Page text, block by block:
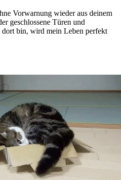
Vorwarnung wieder aus deinem
geschlossene Türen und
dort bin, wird mein Leben perfekt